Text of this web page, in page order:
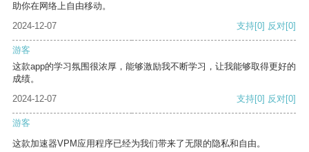
助你在网络上自由移动。
2024-12-07
支持[0] 反对[0]
游客
这款app的学习氛围很浓厚，能够激励我不断学习，让我能够取得更好的
成绩。
2024-12-07
支持[0] 反对[0]
游客
这款加速器VPM应用程序已经为我们带来了无限的隐私和自由。